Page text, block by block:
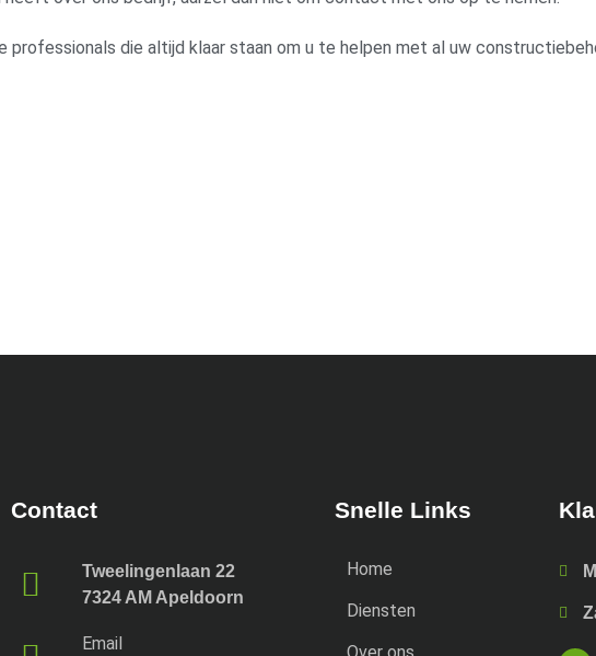
professionals die altijd klaar staan om u te helpen met al uw
Contact
Tweelingenlaan 22
7324 AM Apeldoorn
Email
Snelle Links
Home
Diensten
Over ons